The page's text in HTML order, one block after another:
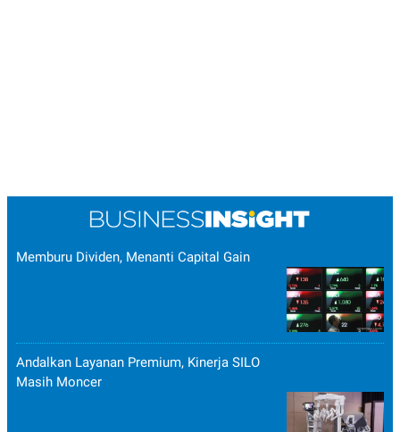
Memburu Dividen, Menanti Capital Gain
Andalkan Layanan Premium, Kinerja SILO
Masih Moncer